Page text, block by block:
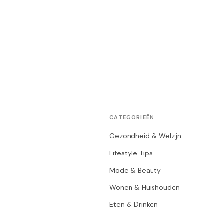
CATEGORIEËN
Gezondheid & Welzijn
Lifestyle Tips
Mode & Beauty
Wonen & Huishouden
Eten & Drinken